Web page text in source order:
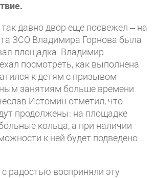
давно двор еще посвежел – на
ЗСО Владимира Горнова была
площадка. Владимир
посмотреть, как выполнена
к детям с призывом
занятиям больше времени.
Истомин отметил, что
продолжены: на площадке
кольца, а при наличии
к ней будет подведено
радостью восприняли эту